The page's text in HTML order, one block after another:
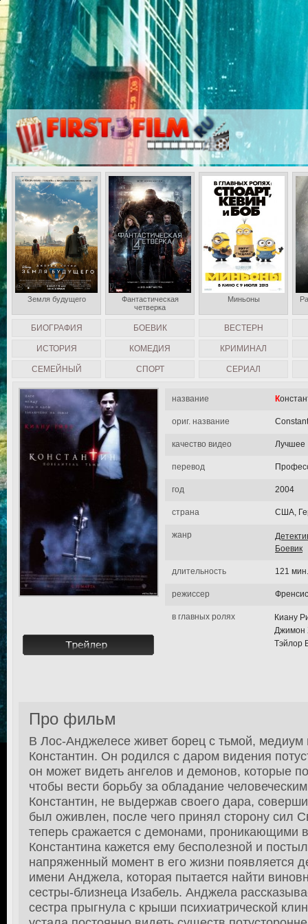
название
ориг. название
качество видео Лучшее
перевод
год 2004
страна США,
жанр
Боевик
длительность 121 мин.
режиссер
в главных ролях
Киану
Джимон
Тэйлор
Про фильм
В Лос-Анджелесе живет борец с тьмой, медиум
Константин. Он родился с даром видения
он может видеть ангелов и демонов, которые
чтобы вести борьбу за обладание
Константин, не выдержав своего дара,
был оживлен, после чего принял сторону сил
теперь сражается с демонами, проникающими
Константина кажется ему бесполезной и
напряженный момент в его жизни появляется
имени Анджела, которая пытается найти
сестры-близнеца Изабель. Анджела
сестра прыгнула с крыши психиатрической
БИОГРАФИЯ БОЕВИК ВЕСТЕРН
ИСТОРИЯ КОМЕДИЯ КРИМИНАЛ
СЕМЕЙНЫЙ СПОРТ СЕРИАЛ
Земля будущего
Фантастическая
четверка
Миньоны